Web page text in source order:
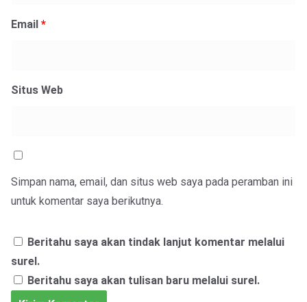
Email *
Situs Web
Simpan nama, email, dan situs web saya pada peramban ini
untuk komentar saya berikutnya.
Beritahu saya akan tindak lanjut komentar melalui
surel.
Beritahu saya akan tulisan baru melalui surel.